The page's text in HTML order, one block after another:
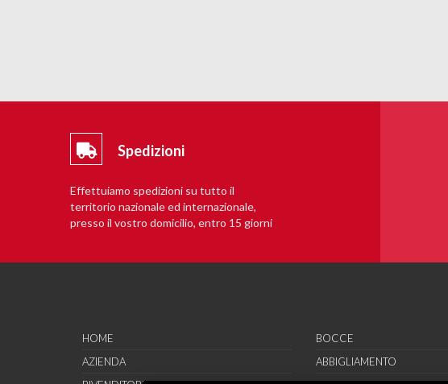
Spedizioni
Effettuiamo spedizioni su tutto il
territorio nazionale ed internazionale,
presso il vostro domicilio, entro 15 giorni
HOME
AZIENDA
BOCCE
ABBIGLIAMENTO